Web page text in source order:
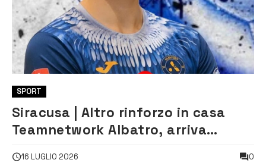
SPORT
Siracusa | Altro rinforzo in casa
Teamnetwork Albatro, arriva
16 LUGLIO 2026 0